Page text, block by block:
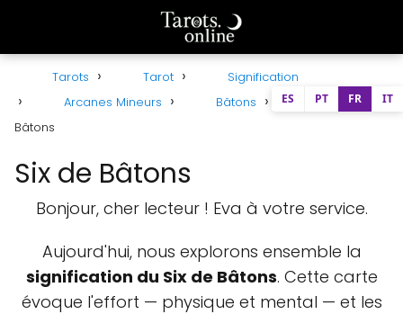
Tarots Tarot
Signification
Arcanes Mineurs
Bâtons
Six de
Bâtons
Six de Bâtons
Bonjour, cher lecteur ! Eva à votre service.
Aujourd'hui, nous explorons ensemble la
signification du Six de Bâtons. Cette carte
évoque l'effort — physique et mental — et les
ES PT FR IT